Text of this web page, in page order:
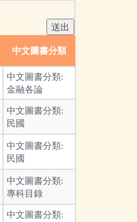
中文圖書分類
中文圖書分類:
金融各論
中文圖書分類:
民國
中文圖書分類:
民國
中文圖書分類:
專科目錄
中文圖書分類: